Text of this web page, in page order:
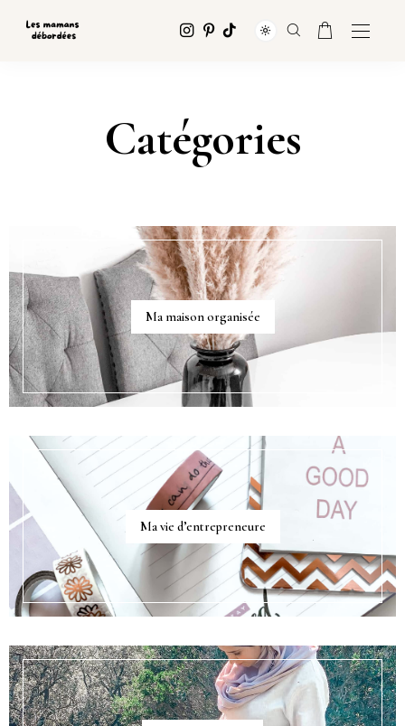
Catégories
Ma maison organisée
Ma vie d’entrepreneure